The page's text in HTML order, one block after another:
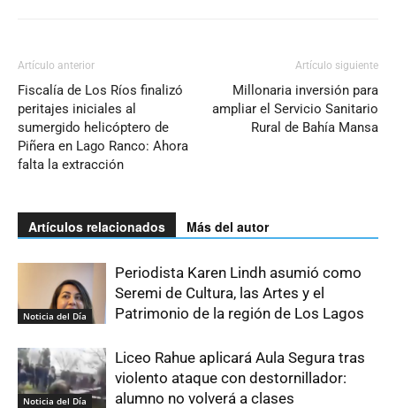
Artículo anterior
Fiscalía de Los Ríos finalizó
peritajes iniciales al
sumergido helicóptero de
Piñera en Lago Ranco: Ahora
falta la extracción
Artículo siguiente
Millonaria inversión para
ampliar el Servicio Sanitario
Rural de Bahía Mansa
Artículos relacionados Más del autor
Noticia del Día
Periodista Karen Lindh asumió como
Seremi de Cultura, las Artes y el
Patrimonio de la región de Los Lagos
Noticia del Día
Liceo Rahue aplicará Aula Segura tras
violento ataque con destornillador:
alumno no volverá a clases